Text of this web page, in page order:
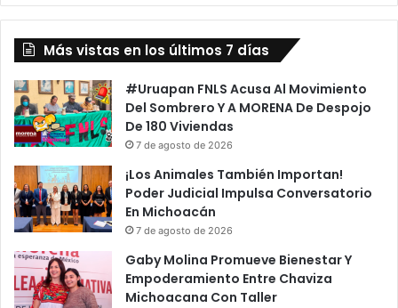
México":
AlanísMás vistas en los últimos 7 días
#Uruapan FNLS Acusa Al Movimiento
Del Sombrero Y A MORENA De Despojo
De 180 Viviendas
7 de agosto de 2026
¡Los Animales También Importan!
Poder Judicial Impulsa Conversatorio
En Michoacán
7 de agosto de 2026
Gaby Molina Promueve Bienestar Y
Empoderamiento Entre Chaviza
Michoacana Con Taller